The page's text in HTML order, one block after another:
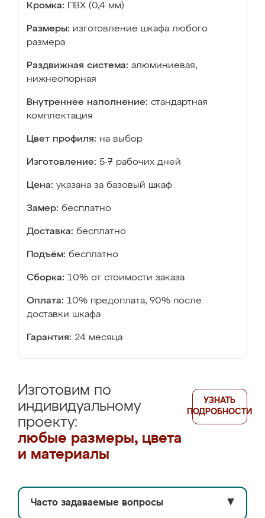
Кромка: ПВХ (0,4 мм)
Размеры: изготовление шкафа любого
размера
Раздвижная система: алюминиевая,
нижнеопорная
Внутреннее наполнение: стандартная
комплектация
Цвет профиля: на выбор
Изготовление: 5-7 рабочих дней
Цена: указана за базовый шкаф
Замер: бесплатно
Доставка: бесплатно
Подъём: бесплатно
Сборка: 10% от стоимости заказа
Оплата: 10% предоплата, 90% после
доставки шкафа
Гарантия: 24 месяца
Изготовим по
индивидуальному
проекту:
любые размеры, цвета
и материалы
УЗНАТЬ
ПОДРОБНОСТИ
Часто задаваемые вопросы ▼